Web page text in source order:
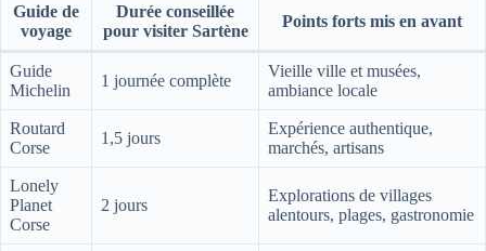
Guide de
voyage
Durée conseillée
pour visiter Sartène
Points forts mis en avant
Guide
Michelin
1 journée complète
Vieille ville et musées,
ambiance locale
Routard
Corse
1,5 jours
Expérience authentique,
marchés, artisans
Lonely
Planet
Corse
2 jours
Explorations de villages
alentours, plages, gastronomie